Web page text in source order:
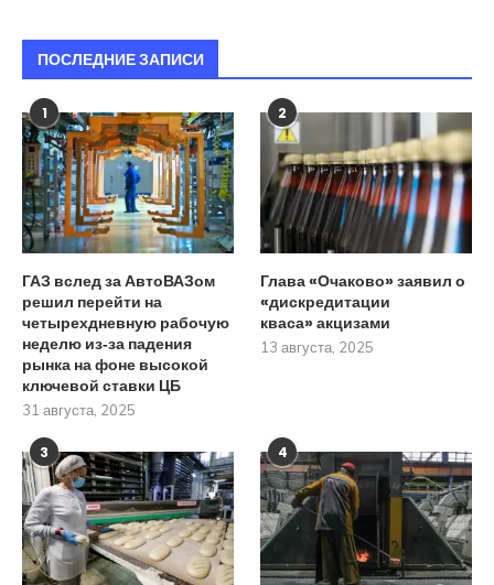
ПОСЛЕДНИЕ ЗАПИСИ
1
ГАЗ вслед за АвтоВАЗом
решил перейти на
четырехдневную рабочую
неделю из‑за падения
рынка на фоне высокой
ключевой ставки ЦБ
31 августа, 2025
2
Глава «Очаково» заявил о
«дискредитации
кваса» акцизами
13 августа, 2025
3 4